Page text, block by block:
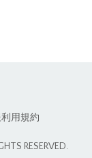
用規約
RESERVED.